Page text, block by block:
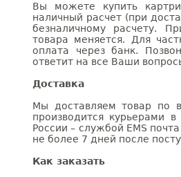
Вы можете купить
наличный расчет (при
безналичному расчету.
товара меняется. Для
оплата через банк.
ответит на все Ваши
Доставка
Мы доставляем товар по
производится курьерами
России – службой EMS
не более 7 дней после
Как заказать